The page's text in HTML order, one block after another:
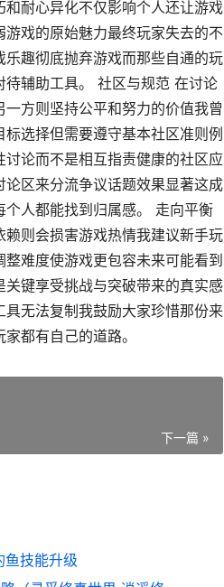
耐心异化不仅影响个人还让游戏
戏的原始魅力最终玩家失去的不
趣彻底抛弃游戏而那些自通的玩
辅助工具。 社区与规范 在讨论
方则坚持公平和努力的价值我曾
选择但需要遵守基本社区准则例
论而不是相互指责健康的社区应
区来分流争议话题效果显著这成
人都能找到归属感。 走向平衡
则会损害游戏热情我建议新手玩
难度使游戏更包容未来可能看到
键享受挑战与突破带来的真实感
无法复制我鼓励大家珍惜那份来
都有自己的道路。
下一篇 »
鱼技能升级